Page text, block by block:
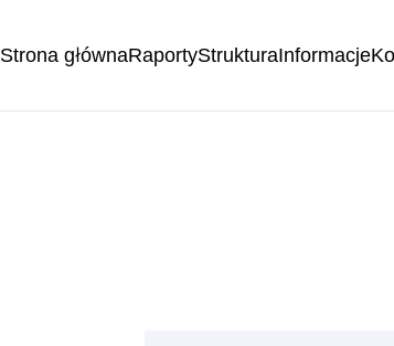
Strona głównaRaportyStrukturaInformacje